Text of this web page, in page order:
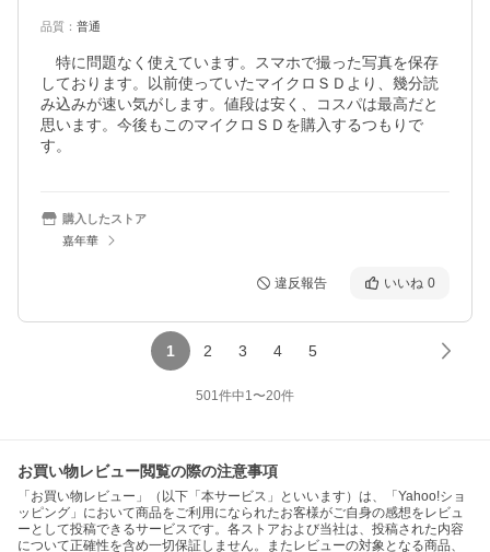
品質 ： 普通
特に問題なく使えています。スマホで撮った写真を保存
しております。以前使っていたマイクロＳＤより、幾分読
み込みが速い気がします。値段は安く、コスパは最高だと
思います。今後もこのマイクロＳＤを購入するつもりで
す。
購入したストア
嘉年華
違反報告 いいね 0
1 2 3 4 5
501件中1〜20件
お買い物レビュー閲覧の際の注意事項
「お買い物レビュー」（以下「本サービス」といいます）は、「Yahoo!ショ
ッピング」において商品をご利用になられたお客様がご自身の感想をレビュ
ーとして投稿できるサービスです。各ストアおよび当社は、投稿された内容
について正確性を含め一切保証しません。またレビューの対象となる商品、